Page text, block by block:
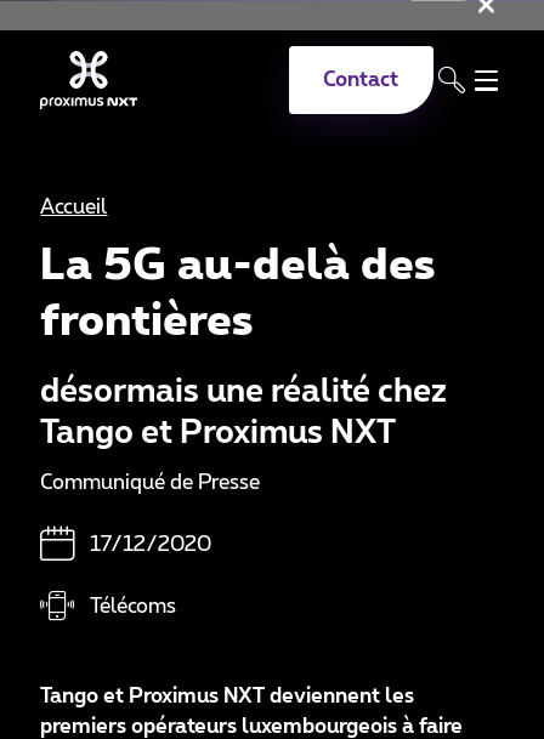
Contact
Accueil
La 5G au-delà des
frontières
désormais une réalité chez
Tango et Proximus NXT
Communiqué de Presse
17/12/2020
Télécoms
Tango et Proximus NXT deviennent les
premiers opérateurs luxembourgeois à faire